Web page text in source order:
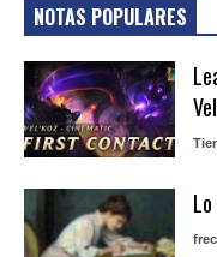
NOTAS POPULARES